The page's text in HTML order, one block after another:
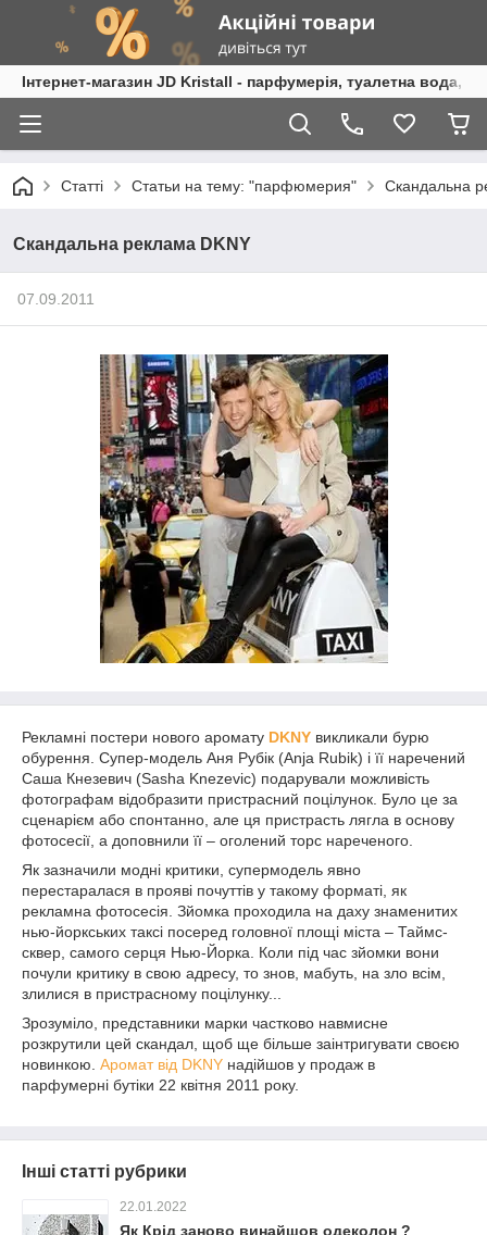
Інтернет-магазин JD Kristall - парфумерія, туалетна вода,
Статті Статьи на тему: "парфюмерия" Скандальна
Скандальна реклама DKNY
07.09.2011
Рекламні постери нового аромату DKNY викликали бурю
обурення. Супер-модель Аня Рубік (Anja Rubik) і її наречений
Саша Кнезевич (Sasha Knezevic) подарували можливість
фотографам відобразити пристрасний поцілунок. Було це за
сценарієм або спонтанно, але ця пристрасть лягла в основу
фотосесії, а доповнили її – оголений торс нареченого.
Як зазначили модні критики, супермодель явно
перестаралася в прояві почуттів у такому форматі, як
рекламна фотосесія. Зйомка проходила на даху знаменитих
нью-йоркських таксі посеред головної площі міста – Таймс-
сквер, самого серця Нью-Йорка. Коли під час зйомки вони
почули критику в свою адресу, то знов, мабуть, на зло всім,
злилися в пристрасному поцілунку...
Зрозуміло, представники марки частково навмисне
розкрутили цей скандал, щоб ще більше заінтригувати своєю
новинкою. Аромат від DKNY надійшов у продаж в
парфумерні бутіки 22 квітня 2011 року.
Інші статті рубрики
22.01.2022
Як Крід заново винайшов одеколон ?